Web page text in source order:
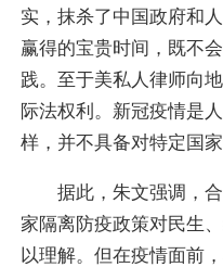
实，抹杀了中国政府和
赢得的宝贵时间，既不
践。至于美私人律师向
际法权利。新冠疫情是
样，并不具备对特定国
据此，朱文强调，合
家隔离防疫政策对民生
以理解。但在疫情面前